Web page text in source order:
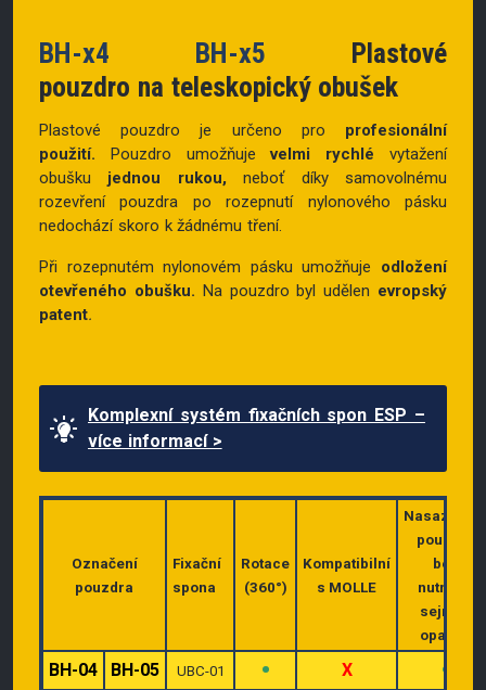
BH-x4 BH-x5 Plastové
pouzdro na teleskopický obušek
Plastové pouzdro je určeno pro profesionální
použití. Pouzdro umožňujevelmi rychlé vytažení
obušku jednou rukou, neboť díky samovolnému
rozevření pouzdra po rozepnutí nylonového pásku
nedochází skoro k žádnému tření.
Při rozepnutém nylonovém pásku umožňuje odložení
otevřeného obušku. Na pouzdro byl udělen evropský
patent.
Komplexní systém fixačních spon ESP –
více informací >
Označení
pouzdra
Fixační
spona
Rotace
(360°)
Kompatibilní
s MOLLE
Nasazování
pouzdra
bez
nutnosti
sejmutí
opasku
BH-04 BH-05 UBC-01 • X •